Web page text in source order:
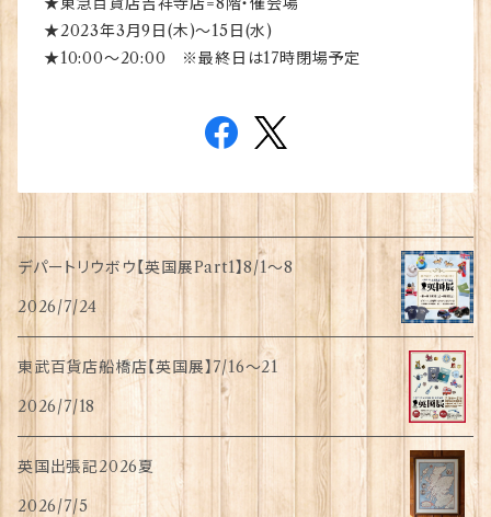
★2023年3月9日(木)～15日(水)
★10:00～20:00 ※最終日は17時閉場予定
デパートリウボウ【英国展Part1】8/1〜8
2026/7/24
東武百貨店船橋店【英国展】7/16～21
2026/7/18
英国出張記2026夏
2026/7/5